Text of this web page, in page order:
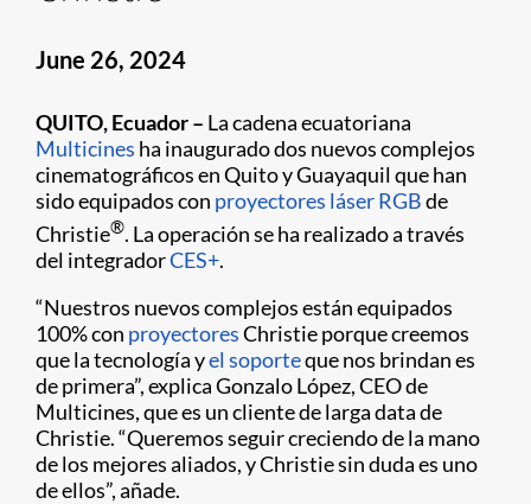
June 26, 2024
QUITO, Ecuador – La cadena ecuatoriana
Multicines ha inaugurado dos nuevos complejos
cinematográficos en Quito y Guayaquil que han
sido equipados con proyectores láser RGBde
Christie®. La operación se ha realizado a través
del integradorCES+.
“Nuestros nuevos complejos están equipados
100% con proyectoresChristie porque creemos
que la tecnología yel soporteque nos brindan es
de primera”, explica Gonzalo López, CEO de
Multicines, que es un cliente de larga data de
Christie. “Queremos seguir creciendo de la mano
de los mejores aliados, y Christie sin duda es uno
de ellos”, añade.